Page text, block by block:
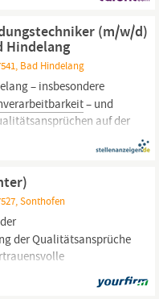
Berufsausbildung, z. B.
Mechatroniker
(m/w/d)
Hindelang
Bad Hindelang
– insbesondere
– und
auf der
Produkt- und
und
Sonthofen
der Qualitätsansprüche
der
und